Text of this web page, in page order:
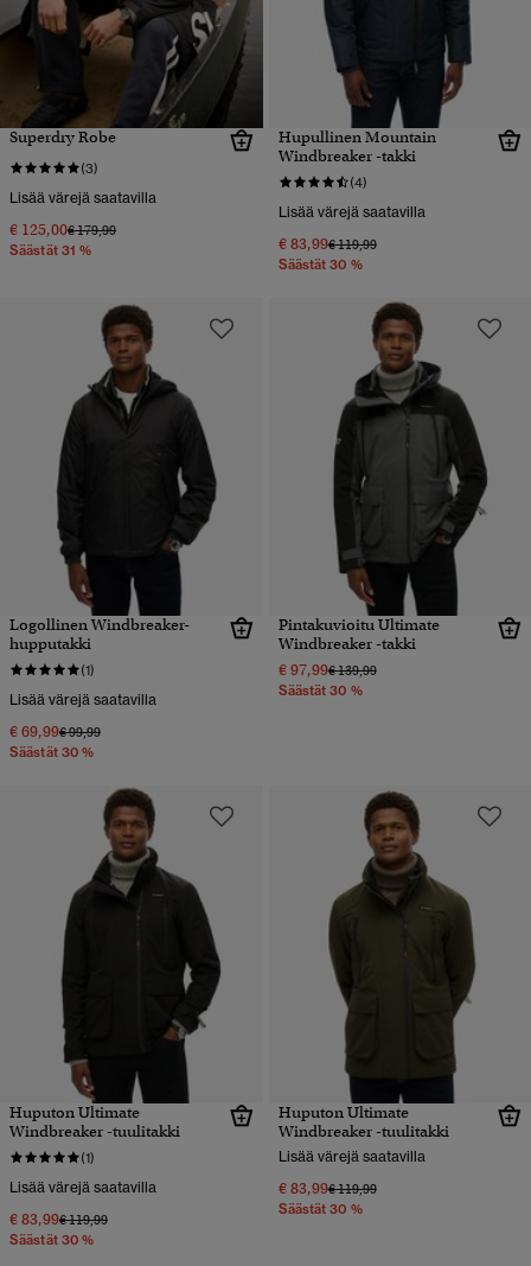
Superdry Robe
(3)
Lisää värejä saatavilla
€ 125,00Hinta alennettu hinnasta
€ 179,99hintaan
Säästät 31 %
Hupullinen Mountain
Windbreaker -takki
(4)
Lisää värejä saatavilla
€ 83,99Hinta alennettu hinnasta
€ 119,99hintaan
Säästät 30 %
Logollinen Windbreaker-
hupputakki
(1)
Lisää värejä saatavilla
€ 69,99Hinta alennettu hinnasta
€ 99,99hintaan
Säästät 30 %
Pintakuvioitu Ultimate
Windbreaker -takki
€ 97,99Hinta alennettu hinnasta
€ 139,99hintaan
Säästät 30 %
Huputon Ultimate
Windbreaker -tuulitakki
(1)
Lisää värejä saatavilla
€ 83,99Hinta alennettu hinnasta
€ 119,99hintaan
Säästät 30 %
Huputon Ultimate
Windbreaker -tuulitakki
Lisää värejä saatavilla
€ 83,99Hinta alennettu hinnasta
€ 119,99hintaan
Säästät 30 %